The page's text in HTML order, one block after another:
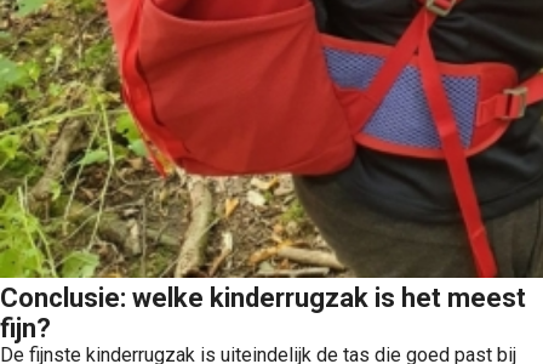
Conclusie: welke kinderrugzak is het meest
fijn?
De fijnste kinderrugzak is uiteindelijk de tas die goed past bij